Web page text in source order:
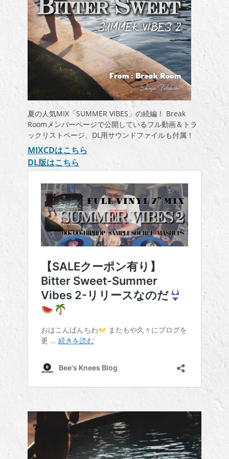
夏の人気MIX「SUMMER VIBES」の続編！ Break
Roomメンバーページで公開しているフル動画＆トラ
ックリストページ、DL用サウンドファイルも付属！
MIXCDはこちら
DL版はこちら